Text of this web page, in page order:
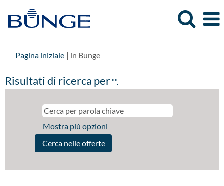
Pagina iniziale | in Bunge(pagina
Risultati di ricerca per "".
Mostra più opzioni